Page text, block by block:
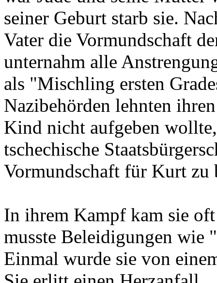
seiner Geburt starb sie.
Vater die Vormundschaft
unternahm alle
als "Mischling ersten
Nazibehörden lehnten
Kind nicht aufgeben
tschechische
Vormundschaft für Kurt zu
In ihrem Kampf kam sie
musste Beleidigungen wie
Einmal wurde sie von
Sie erlitt einen Herzanfall.